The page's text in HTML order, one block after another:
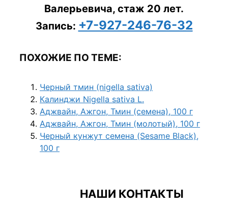
Валерьевича, стаж 20 лет.
Запись: +7-927-246-76-32
ПОХОЖИЕ ПО ТЕМЕ:
Черный тмин (nigella sativa)
Калинджи Nigella sativa L.
Аджвайн, Ажгон, Тмин (семена), 100 г
Аджвайн, Ажгон, Тмин (молотый), 100 г
Черный кунжут семена (Sesame Black),
100 г
НАШИ КОНТАКТЫ